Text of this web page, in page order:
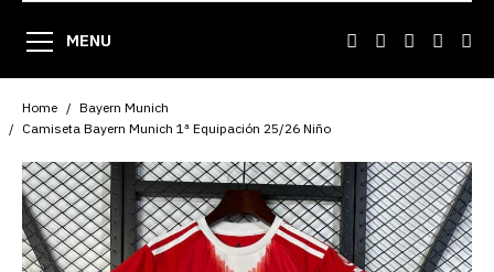
MENU
Home
Bayern Munich
Camiseta Bayern Munich 1ª Equipación 25/26 Niño